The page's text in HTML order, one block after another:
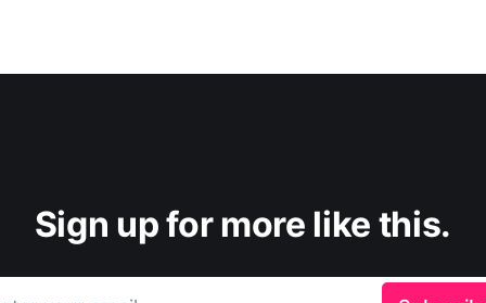
Sign up for more like this.